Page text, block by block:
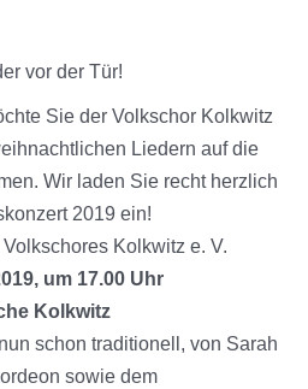
vor der Tür!
Sie der Volkschor Kolkwitz
Liedern auf die
Wir laden Sie recht herzlich
2019 ein!
Kolkwitz e. V.
um 17.00 Uhr
Kolkwitz
schon traditionell, von Sarah
sowie dem